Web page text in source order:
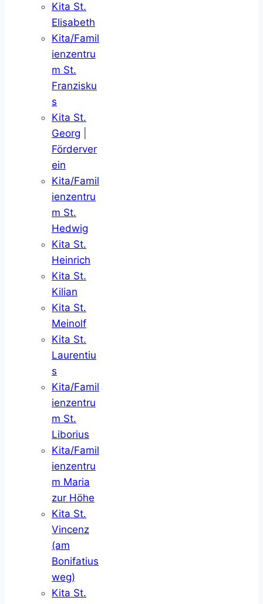
Kita St.
Elisabeth
Kita/Famil
ienzentru
m St.
Franzisku
s
Kita St.
Georg
Förderver
ein
Kita/Famil
ienzentru
m St.
Hedwig
Kita St.
Heinrich
Kita St.
Kilian
Kita St.
Meinolf
Kita St.
Laurentiu
s
Kita/Famil
ienzentru
m St.
Liborius
Kita/Famil
ienzentru
m Maria
zur Höhe
Kita St.
Vincenz
(am
Bonifatius
weg)
Kita St.